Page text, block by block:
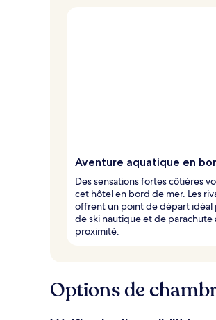
Aventure aquatique en
Des sensations fortes côtières
cet hôtel en bord de mer. Les
offrent un point de départ idéal
de ski nautique et de parachute
proximité.
Options de